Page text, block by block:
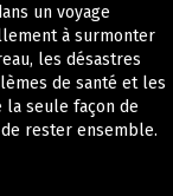
un voyage
à surmonter
les désastres
de santé et les
seule façon de
rester ensemble.